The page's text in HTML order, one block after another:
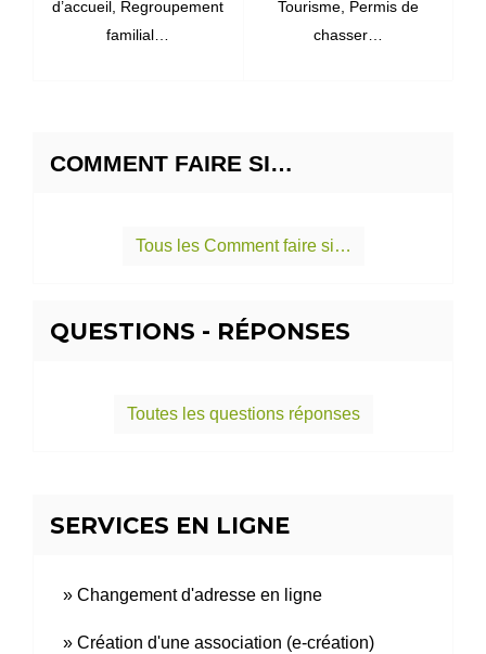
d’accueil, Regroupement
familial…
Tourisme, Permis de
chasser…
COMMENT FAIRE SI…
Tous les Comment faire si…
QUESTIONS - RÉPONSES
Toutes les questions réponses
SERVICES EN LIGNE
Changement d'adresse en ligne
Création d'une association (e-création)